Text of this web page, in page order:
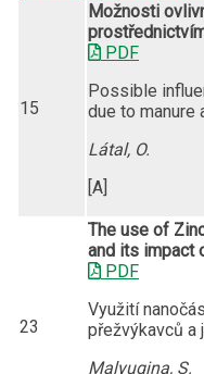
15
Možnosti
PDF
Possible
due to manure
Látal, O.
[A]
23
The use of
and its impact
PDF
Využití
přežvýkavců a
Malyugina, S.